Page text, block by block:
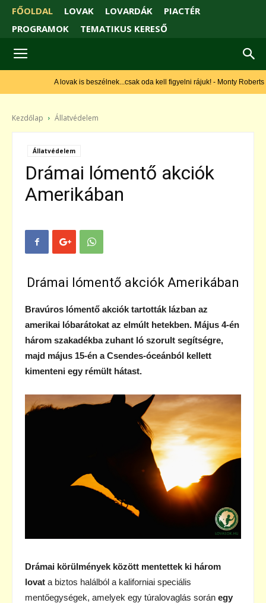
FŐOLDAL LOVAK LOVARDÁK
PIACTÉR
PROGRAMOK
TEMATIKUS KERESŐ
A lovak is beszélnek...csak oda kell figyelni rájuk! - Monty Roberts
Kezdőlap Állatvédelem
Állatvédelem
Drámai lómentő akciók
Amerikában
Drámai lómentő akciók Amerikában
Bravúros lómentő akciók tartották lázban az
amerikai lóbarátokat az elmúlt hetekben. Május 4-én
három szakadékba zuhant ló szorult segítségre,
majd május 15-én a Csendes-óceánból kellett
kimenteni egy rémült hátast.
Drámai körülmények között mentettek ki három
lovat a biztos halálból a kaliforniai speciális
mentőegységek, amelyek egy túralovaglás során egy